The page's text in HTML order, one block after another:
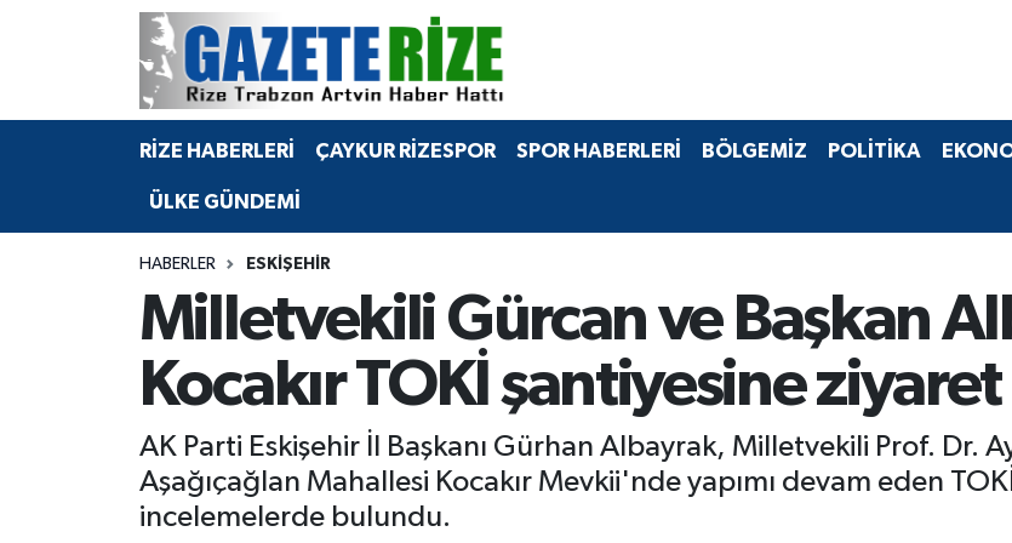
RİZE HABERLERİ ÇAYKUR RİZESPOR SPOR HABERLERİ BÖLGEMİZ POLİTİKA
ÜLKE GÜNDEMİ
HABERLER ESKIŞEHIR
Milletvekili Gürcan ve Başkan
Kocakır TOKİ şantiyesine ziyaret
AK Parti Eskişehir İl Başkanı Gürhan Albayrak, Milletvekili Prof. Dr.
Aşağıçağlan Mahallesi Kocakır Mevkii'nde yapımı devam eden
incelemelerde bulundu.
BÖLGEMİZ
Rize Jandarma Komutanlığı
Bilim Teknoloji
Advertising news
Canlı Maç
Merkez Nöbetçi Eczaneler
Merkez Hava Durumu
Merkez Trafik Yoğunluk Haritası
Süper Lig Puan Durumu ve Fikstür
Tüm Manşetler
Son Dakika Haberleri
Haber Arşivi